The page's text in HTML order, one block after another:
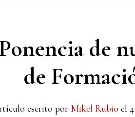
de
de
escrito por Mikel Rubio el